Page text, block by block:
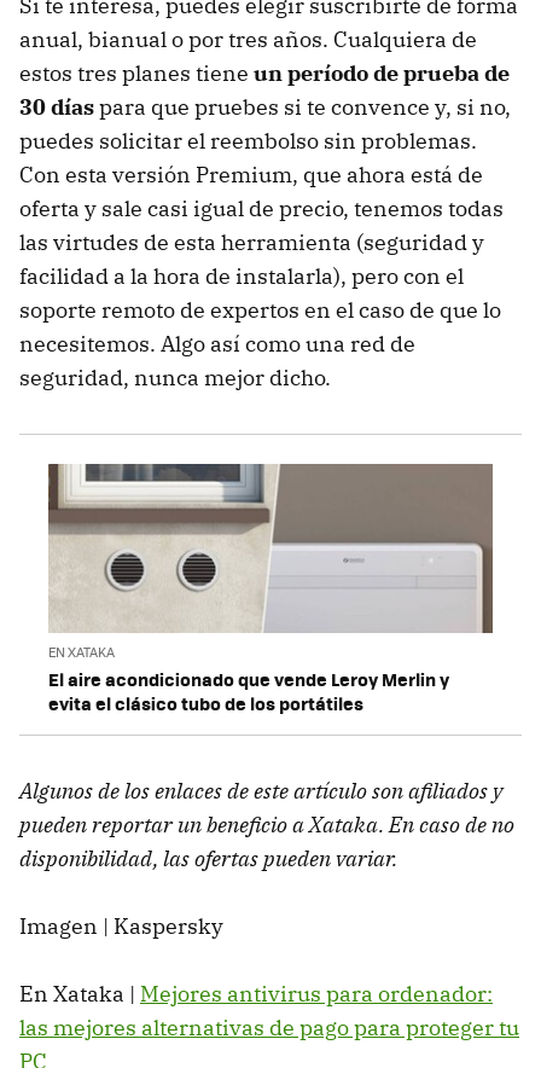
anual, bianual o por tres años. Cualquiera de
estos tres planes tiene un período de prueba de
30 díaspara que pruebes si te convence y, si no,
puedes solicitar el reembolso sin problemas.
Con esta versión Premium, que ahora está de
oferta y sale casi igual de precio, tenemos todas
las virtudes de esta herramienta (seguridad y
facilidad a la hora de instalarla), pero con el
soporte remoto de expertos en el caso de que lo
necesitemos. Algo así como una red de
seguridad, nunca mejor dicho.
EN XATAKA
El aire acondicionado que vende Leroy Merlin y
evita el clásico tubo de los portátiles
Algunos de los enlaces de este artículo son afiliados y
pueden reportar un beneficio a Xataka. En caso de no
disponibilidad, las ofertas pueden variar.
Imagen | Kaspersky
En Xataka | Mejores antivirus para ordenador:
las mejores alternativas de pago para proteger tu
PC